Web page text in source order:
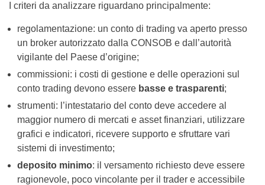
I criteri da analizzare riguardano principalmente:
regolamentazione: un conto di trading va aperto presso
un broker autorizzato dalla CONSOB e dall’autorità
vigilante del Paese d’origine;
commissioni: i costi di gestione e delle operazioni sul
conto trading devono essere basse e trasparenti;
strumenti: l’intestatario del conto deve accedere al
maggior numero di mercati e asset finanziari, utilizzare
grafici e indicatori, ricevere supporto e sfruttare vari
sistemi di investimento;
deposito minimo: il versamento richiesto deve essere
ragionevole, poco vincolante per il trader e accessibile